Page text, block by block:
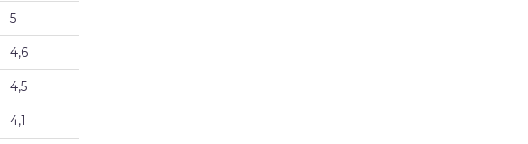
5
4,6
4,5
4,1